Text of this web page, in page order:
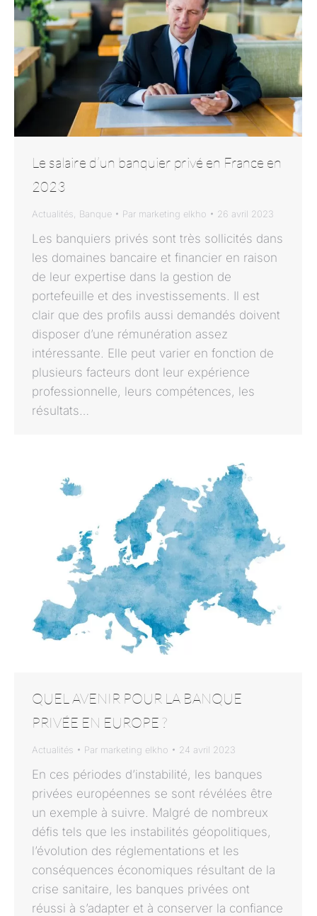
Le salaire d’un banquier privé en France en
2023
Actualités Banque Par marketing elkho 26 avril 2023
Les banquiers privés sont très sollicités dans
les domaines bancaire et financier en raison
de leur expertise dans la gestion de
portefeuille et des investissements. Il est
clair que des profils aussi demandés doivent
disposer d’une rémunération assez
intéressante. Elle peut varier en fonction de
plusieurs facteurs dont leur expérience
professionnelle, leurs compétences, les
résultats…
QUEL AVENIR POUR LA BANQUE
PRIVÉE EN EUROPE ?
Actualités Par marketing elkho 24 avril 2023
En ces périodes d’instabilité, les banques
privées européennes se sont révélées être
un exemple à suivre. Malgré de nombreux
défis tels que les instabilités géopolitiques,
l’évolution des réglementations et les
conséquences économiques résultant de la
crise sanitaire, les banques privées ont
réussi à s’adapter et à conserver la confiance